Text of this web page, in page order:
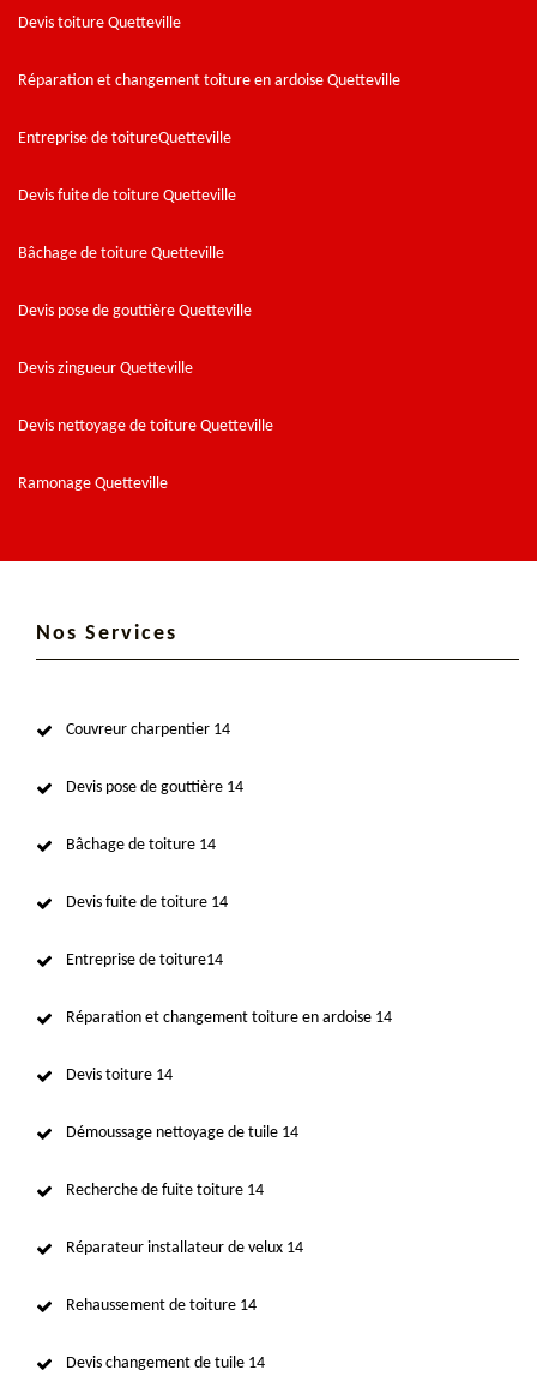
Devis toiture Quetteville
Réparation et changement toiture en ardoise Quetteville
Entreprise de toitureQuetteville
Devis fuite de toiture Quetteville
Bâchage de toiture Quetteville
Devis pose de gouttière Quetteville
Devis zingueur Quetteville
Devis nettoyage de toiture Quetteville
Ramonage Quetteville
Nos Services
Couvreur charpentier 14
Devis pose de gouttière 14
Bâchage de toiture 14
Devis fuite de toiture 14
Entreprise de toiture14
Réparation et changement toiture en ardoise 14
Devis toiture 14
Démoussage nettoyage de tuile 14
Recherche de fuite toiture 14
Réparateur installateur de velux 14
Rehaussement de toiture 14
Devis changement de tuile 14